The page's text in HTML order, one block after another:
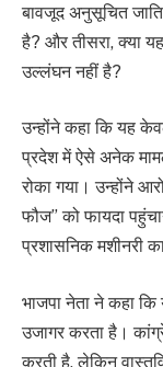
बावजूद अनुसूचित
है? और तीसरा, क्या
उल्लंघन नहीं है?
उन्होंने कहा कि यह
प्रदेश में ऐसे अनेक
रोका गया। उन्होंने
फौज” को फायदा
प्रशासनिक मशीनरी
भाजपा नेता ने कहा
उजागर करता है।
करती है, लेकिन